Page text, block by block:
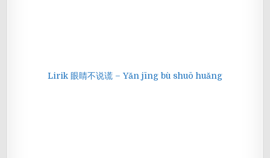
Lirik 眼睛不说谎 – Yǎn jīng bù shuō huǎng